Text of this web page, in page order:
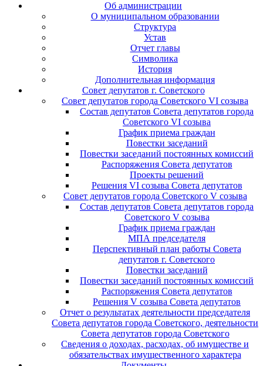
Об администрации
О муниципальном образовании
Структура
Устав
Отчет главы
Символика
История
Дополнительная информация
Совет депутатов г. Советского
Совет депутатов города Советского VI созыва
Состав депутатов Совета депутатов города
Советского VI созыва
График приема граждан
Повестки заседаний
Повестки заседаний постоянных комиссий
Распоряжения Совета депутатов
Проекты решений
Решения VI созыва Совета депутатов
Совет депутатов города Советского V созыва
Состав депутатов Совета депутатов города
Советского V созыва
График приема граждан
МПА председателя
Перспективный план работы Совета
депутатов г. Советского
Повестки заседаний
Повестки заседаний постоянных комиссий
Распоряжения Совета депутатов
Решения V созыва Совета депутатов
Отчет о результатах деятельности председателя
Совета депутатов города Советского, деятельности
Совета депутатов города Советского
Сведения о доходах, расходах, об имуществе и
обязательствах имущественного характера